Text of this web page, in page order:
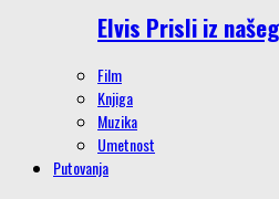
Elvis Prisli iz
Film
Knjiga
Muzika
Umetnost
Putovanja